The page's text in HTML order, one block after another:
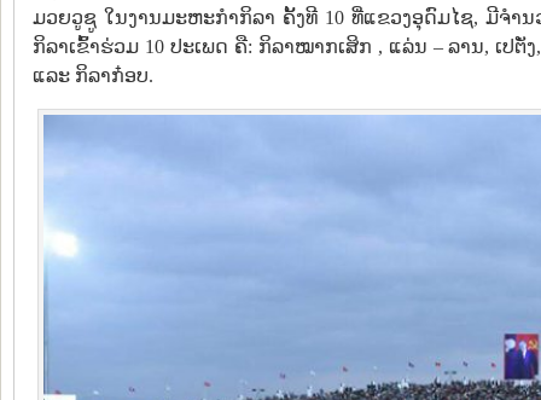
ມວຍວູຊູ ໃນງານມະຫະກໍາກິລາ ຄັ້ງທີ 10 ທີ່ແຂວງອຸດົມໄຊ, ມີຈໍາ
ກິລາເຂົ້າຮ່ວມ 10 ປະເພດ ຄື: ກິລາໝາກເສິກ , ແລ່ນ – ລານ, ເປ
ແລະ ກິລາກ໋ອບ.